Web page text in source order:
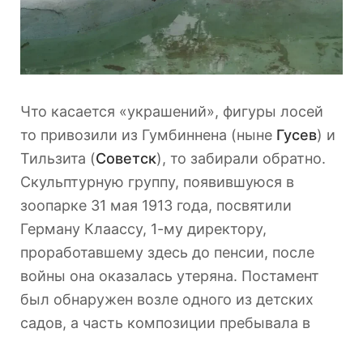
Что касается «украшений», фигуры лосей
то привозили из Гумбиннена (ныне Гусев) и
Тильзита (Советск), то забирали обратно.
Скульптурную группу, появившуюся в
зоопарке 31 мая 1913 года, посвятили
Герману Клаассу, 1-му директору,
проработавшему здесь до пенсии, после
войны она оказалась утеряна. Постамент
был обнаружен возле одного из детских
садов, а часть композиции пребывала в